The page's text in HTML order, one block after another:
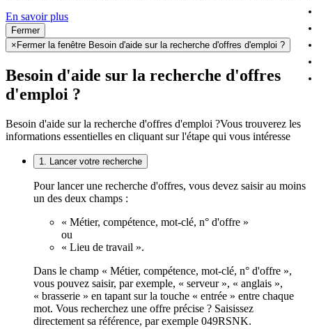
En savoir plus
Fermer
× Fermer la fenêtre Besoin d'aide sur la recherche d'offres d'emploi ?
Besoin d'aide sur la recherche d'offres
d'emploi ?
Besoin d'aide sur la recherche d'offres d'emploi ?Vous trouverez les
informations essentielles en cliquant sur l'étape qui vous intéresse
1. Lancer votre recherche
Pour lancer une recherche d'offres, vous devez saisir au moins
un des deux champs :
« Métier, compétence, mot-clé, n° d'offre »
ou
« Lieu de travail ».
Dans le champ « Métier, compétence, mot-clé, n° d'offre »,
vous pouvez saisir, par exemple, « serveur », « anglais »,
« brasserie » en tapant sur la touche « entrée » entre chaque
mot. Vous recherchez une offre précise ? Saisissez
directement sa référence, par exemple 049RSNK.